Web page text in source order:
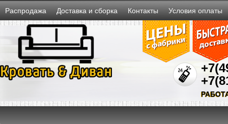
Распродажа Доставка и сборка Контакты Условия оплаты